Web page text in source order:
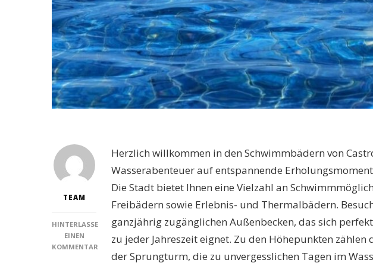
TEAM
HINTERLASSE
EINEN
KOMMENTAR
Herzlich willkommen in den Schwimmbädern von
Wasserabenteuer auf entspannende
Die Stadt bietet Ihnen eine Vielzahl an
Freibädern sowie Erlebnis- und Thermalbädern.
ganzjährig zugänglichen Außenbecken, das sich
zu jeder Jahreszeit eignet. Zu den Höhepunkten
der Sprungturm, die zu unvergesslichen Tagen im